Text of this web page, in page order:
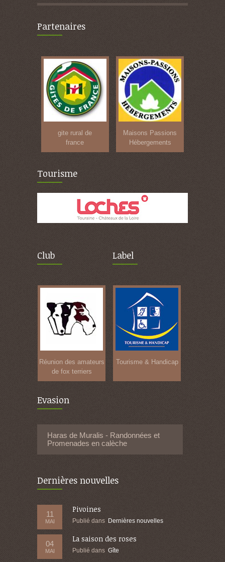
Partenaires
gite rural de
france
Maisons Passions
Hébergements
Tourisme
Club
Réunion des amateurs
de fox terriers
Label
Tourisme & Handicap
Evasion
Haras de Muralis - Randonnées et
Promenades en calèche
Dernières nouvelles
11
MAI
Pivoines
Publié dans Dernières nouvelles
04
MAI
La saison des roses
Publié dans Gîte